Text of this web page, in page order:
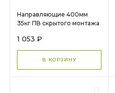
Направляющие 400мм
35кг ПВ скрытого монтажа
арт. 16260 МС
1 053 ₽
В КОРЗИНУ